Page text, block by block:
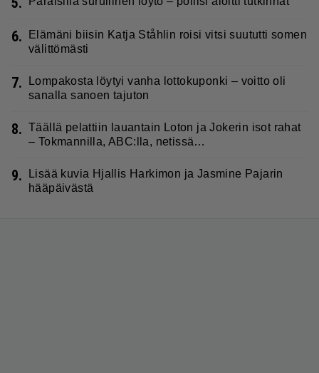
6.
Elämäni biisin Katja Ståhlin roisi vitsi suututti somen
välittömästi
7.
Lompakosta löytyi vanha lottokuponki – voitto oli
sanalla sanoen tajuton
8. Täällä pelattiin lauantain Loton ja Jokerin isot rahat
– Tokmannilla, ABC:lla, netissä…
9.
Lisää kuvia Hjallis Harkimon ja Jasmine Pajarin
hääpäivästä